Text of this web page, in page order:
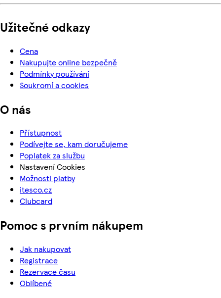
Užitečné odkazy
Cena
Nakupujte online bezpečně
Podmínky používání
Soukromí a cookies
O nás
Přístupnost
Podívejte se, kam doručujeme
Poplatek za službu
Nastavení Cookies
Možnosti platby
itesco.cz
Clubcard
Pomoc s prvním nákupem
Jak nakupovat
Registrace
Rezervace času
Oblíbené